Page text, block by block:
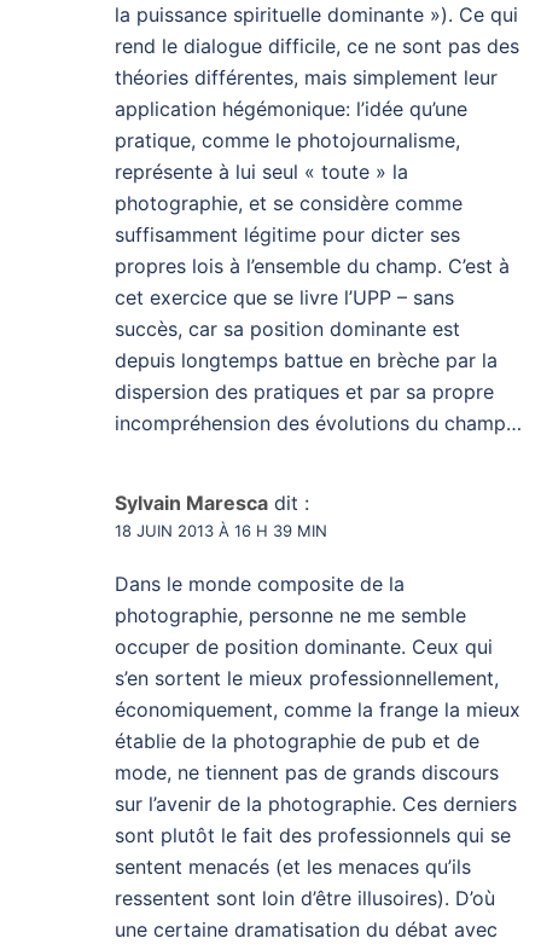
la puissance spirituelle dominante »). Ce qui
rend le dialogue difficile, ce ne sont pas des
théories différentes, mais simplement leur
application hégémonique: l’idée qu’une
pratique, comme le photojournalisme,
représente à lui seul « toute » la
photographie, et se considère comme
suffisamment légitime pour dicter ses
propres lois à l’ensemble du champ. C’est à
cet exercice que se livre l’UPP – sans
succès, car sa position dominante est
depuis longtemps battue en brèche par la
dispersion des pratiques et par sa propre
incompréhension des évolutions du champ…
Sylvain Maresca dit :
18 JUIN 2013 À 16 H 39 MIN
Dans le monde composite de la
photographie, personne ne me semble
occuper de position dominante. Ceux qui
s’en sortent le mieux professionnellement,
économiquement, comme la frange la mieux
établie de la photographie de pub et de
mode, ne tiennent pas de grands discours
sur l’avenir de la photographie. Ces derniers
sont plutôt le fait des professionnels qui se
sentent menacés (et les menaces qu’ils
ressentent sont loin d’être illusoires). D’où
une certaine dramatisation du débat avec